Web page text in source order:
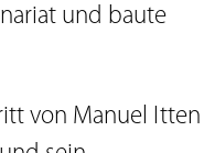
und baute
von Manuel Itten